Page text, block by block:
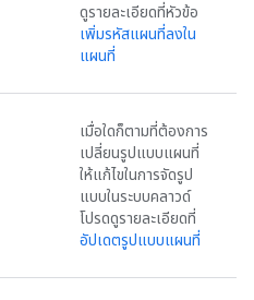
ดูรายละเอียดที่หัวข้อ
เพิ่มรหัสแผนที่ลงใน
แผนที่
เมื่อใดก็ตามที่ต้องการ
เปลี่ยนรูปแบบแผนที่
ให้แก้ไขในการจัดรูป
แบบในระบบคลาวด์
โปรดดูรายละเอียดที่
อัปเดตรูปแบบแผนที่